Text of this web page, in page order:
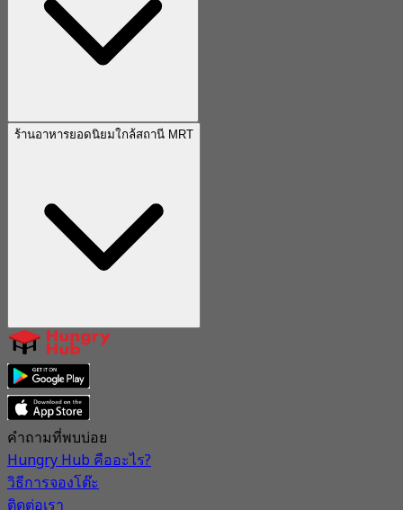
ร้านอาหารยอดนิยมใกล้สถานี MRT
คำถามที่พบบ่อย
Hungry Hub คืออะไร?
วิธีการจองโต๊ะ
ติดต่อเรา